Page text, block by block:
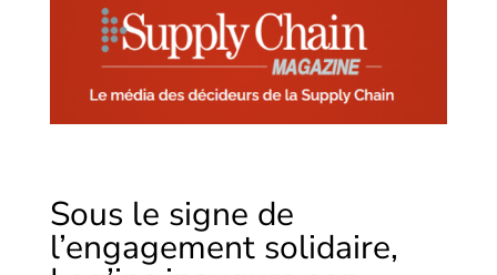
Sous le signe de
l’engagement solidaire,